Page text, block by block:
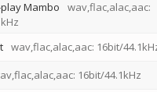
Mambo
wav,flac,alac,aac:
wav,flac,alac,aac: 16bit/
16bit/44.1kHz